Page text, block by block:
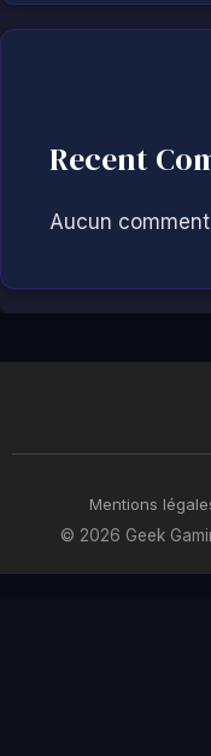
Recent
Aucun
Mentions
© 2026 Geek